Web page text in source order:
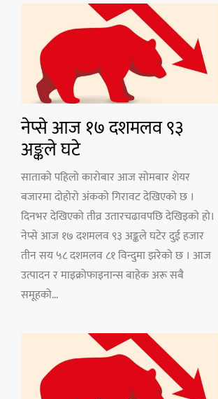
नेप्से आज १७ दशमलव ९३
अङ्कले घटे
साताको पहिलो कारोबार आज सोमबार शेयर
बजारमा दोहोरो अंकको गिरावट देखिएको छ ।
दिनभर देखिएको तीव्र उतारचढावपछि देखिइको हो।
नेप्से आज १७ दशमलव ९३ अङ्कले घटेर दुई हजार
तीन सय ५८ दशमलव ८१ विन्दुमा झरेको छ । आज
उत्पादन र माइक्रोफाइनान्स बाहेक अरू सबै
समूहको...